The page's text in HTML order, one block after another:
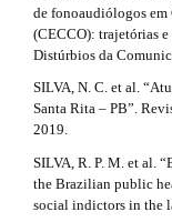
de fonoaudiólogos
(CECCO): trajetórias
Distúrbios da
SILVA, N. C. et al.
Santa Rita – PB”.
2019.
SILVA, R. P. M. et al.
the Brazilian public
social indictors in the